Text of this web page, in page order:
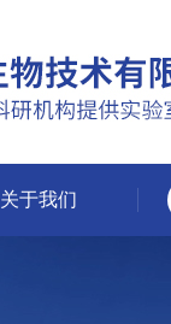
关于我们